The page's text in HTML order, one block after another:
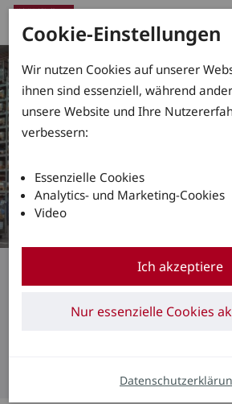
Linde VertiLight und Linde LED
Ausgezeichnet
ausgeleuchtet
Lassen Sie sich jetzt beraten!
Cookie-Einstellungen
Wir nutzen Cookies auf unserer
ihnen sind essenziell, während
unsere Website und Ihre
verbessern:
Essenzielle Cookies
Analytics- und Marketing-Cookies
Video
Ich akzeptiere
Nur essenzielle Cookies